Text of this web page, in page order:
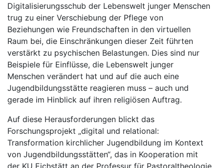
Digitalisierungsschub der Lebenswelt junger Menschen
trug zu einer Verschiebung der Pflege von
Beziehungen wie Freundschaften in den virtuellen
Raum bei, die Einschränkungen dieser Zeit führten
verstärkt zu psychischen Belastungen. Dies sind nur
Beispiele für Einflüsse, die Lebenswelt junger
Menschen verändert hat und auf die auch eine
Jugendbildungsstätte reagieren muss – auch und
gerade im Hinblick auf ihren religiösen Auftrag.
Auf diese Herausforderungen blickt das
Forschungsprojekt „digital und relational:
Transformation kirchlicher Jugendbildung im Kontext
von Jugendbildungsstätten“, das in Kooperation mit
der KU Eichstätt an der Professur für Pastoraltheologie